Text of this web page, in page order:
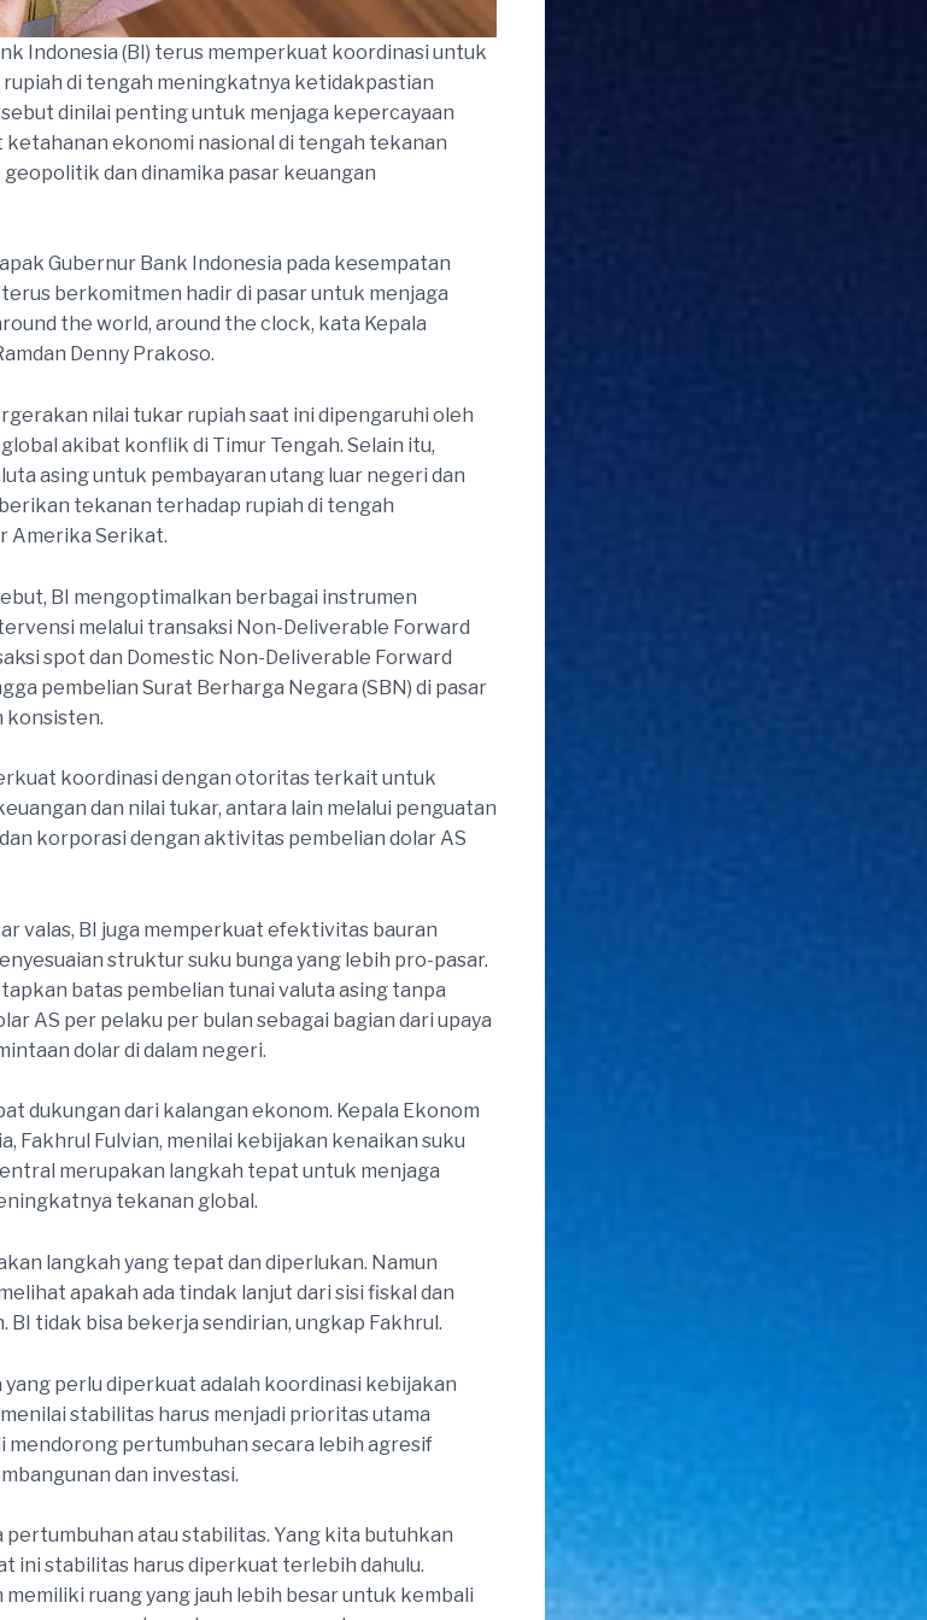
Indonesia (BI) terus memperkuat koordinasi untuk
di tengah meningkatnya ketidakpastian
dinilai penting untuk menjaga kepercayaan
ekonomi nasional di tengah tekanan
dan dinamika pasar keuangan
Gubernur Bank Indonesia pada kesempatan
berkomitmen hadir di pasar untuk menjaga
the world, around the clock, kata Kepala
Denny Prakoso.
nilai tukar rupiah saat ini dipengaruhi oleh
akibat konflik di Timur Tengah. Selain itu,
asing untuk pembayaran utang luar negeri dan
tekanan terhadap rupiah di tengah
Amerika Serikat.
BI mengoptimalkan berbagai instrumen
melalui transaksi Non-Deliverable Forward
spot dan Domestic Non-Deliverable Forward
pembelian Surat Berharga Negara (SBN) di pasar
konsisten.
koordinasi dengan otoritas terkait untuk
dan nilai tukar, antara lain melalui penguatan
korporasi dengan aktivitas pembelian dolar AS
valas, BI juga memperkuat efektivitas bauran
struktur suku bunga yang lebih pro-pasar.
batas pembelian tunai valuta asing tanpa
AS per pelaku per bulan sebagai bagian dari upaya
dolar di dalam negeri.
dukungan dari kalangan ekonom. Kepala Ekonom
Fakhrul Fulvian, menilai kebijakan kenaikan suku
merupakan langkah tepat untuk menjaga
tekanan global.
langkah yang tepat dan diperlukan. Namun
apakah ada tindak lanjut dari sisi fiskal dan
tidak bisa bekerja sendirian, ungkap Fakhrul.
perlu diperkuat adalah koordinasi kebijakan
stabilitas harus menjadi prioritas utama
mendorong pertumbuhan secara lebih agresif
dan investasi.
pertumbuhan atau stabilitas. Yang kita butuhkan
ini stabilitas harus diperkuat terlebih dahulu.
ruang yang jauh lebih besar untuk kembali